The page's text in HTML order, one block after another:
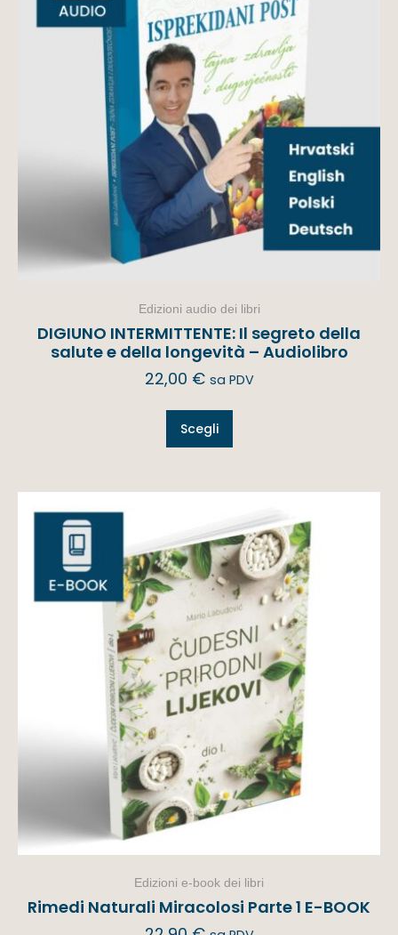
Edizioni audio dei libri
DIGIUNO INTERMITTENTE: Il segreto della
salute e della longevità – Audiolibro
22,00 € sa PDV
Scegli
Edizioni e-book dei libri
Rimedi Naturali Miracolosi Parte 1 E-BOOK